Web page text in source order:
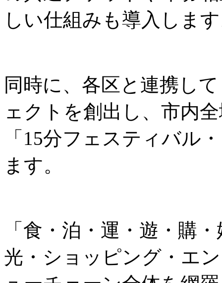
しい仕組みも導入しま
同時に、各区と連携し
ェクトを創出し、市内
「15分フェスティバル
ます。
「食・泊・運・遊・購
光・ショッピング・エ